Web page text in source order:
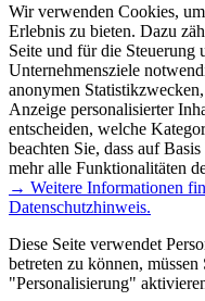
Wir verwenden Cookies,
Erlebnis zu bieten. Dazu
Seite und für die Steuerung
Unternehmensziele
anonymen
Anzeige personalisierter
entscheiden, welche
beachten Sie, dass auf
mehr alle Funktionalitäten
→ Weitere Informationen
Datenschutzhinweis.
Diese Seite verwendet
betreten zu können,
"Personalisierung"